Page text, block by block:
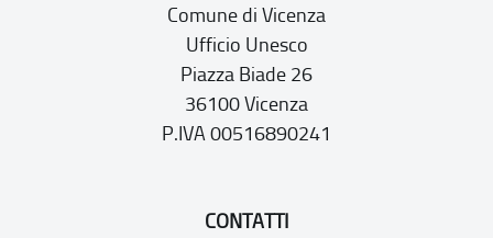
Comune di Vicenza
Ufficio Unesco
Piazza Biade 26
36100 Vicenza
P.IVA 00516890241
CONTATTI